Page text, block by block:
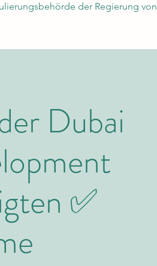
der Regierung von
Dubai
✅